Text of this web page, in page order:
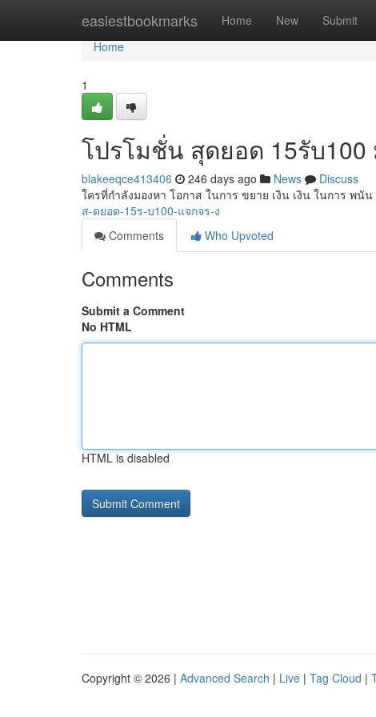
easiestbookmarks Home New Submit
Home
Home
1
โปรโมชั่น สุดยอด 15รับ100
blakeeqce413406 246 days ago News
Discuss
ใครที่กำลังมองหา โอกาส ในการ ขยาย เงิน เงิน ในการ พนั
ส-ดยอด-15ร-บ100-แจกจร-ง
Comments
Who Upvoted
Comments
Submit a Comment
No HTML
HTML is disabled
Copyright © 2026 | Advanced Search | Live | Tag Cloud |